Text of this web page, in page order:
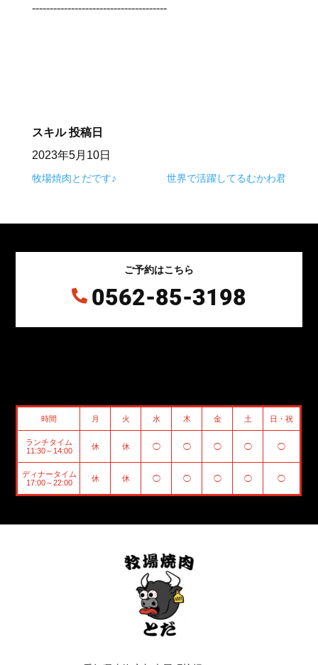
--------------------------------------⠀
スキル 投稿日
2023年5月10日
牧場焼肉とだです♪ 世界で活躍してるむかわ君
ご予約はこちら
 0562-85-3198
時間 月 火 水 木 金 土 日・祝
ランチタイム
11:30～14:00
休 休 ◯ ◯ ◯ ◯ ◯
ディナータイム
17:00～22:00
休 休 ◯ ◯ ◯ ◯ ◯